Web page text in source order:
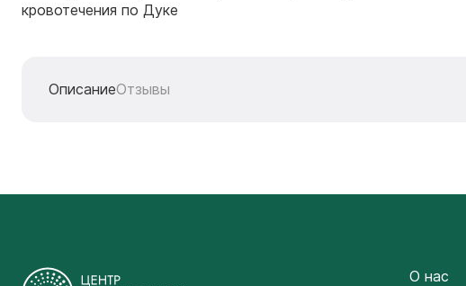
кровотечения по Дуке
ОписаниеОтзывы
О нас